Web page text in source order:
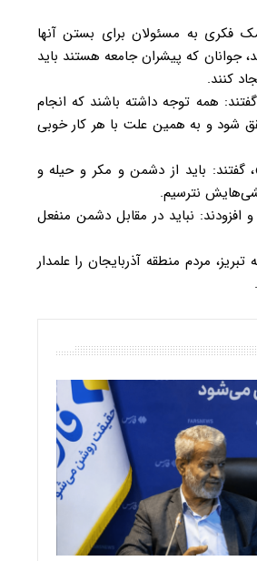
فکری به مسئولان برای بستن آنها
جوانان که پیشران جامعه هستند باید
کنند.
همه توجه داشته باشند که انجام
شود و به همین علت با هر کار خوبی
گفتند: باید از دشمن و مکر و حیله و
نترسیم.
نباید در مقابل دشمن منفعل
مردم منطقه آذربایجان را علمدار